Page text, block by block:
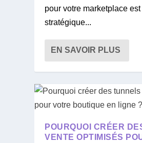
pour votre marketplace
stratégique...
EN SAVOIR PLUS
POURQUOI CRÉER
VENTE OPTIMISÉS